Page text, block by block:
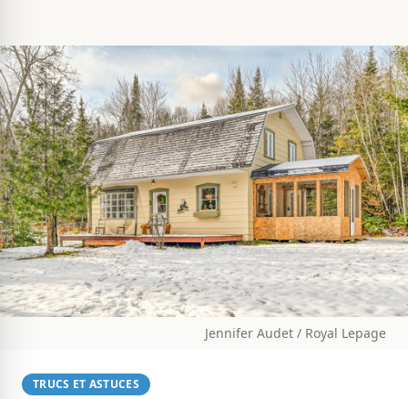
Jennifer Audet / Royal Lepage
TRUCS ET ASTUCES